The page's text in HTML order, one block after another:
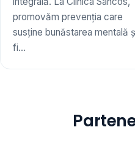
promovăm prevenția care
susține bunăstarea mentală
fi...